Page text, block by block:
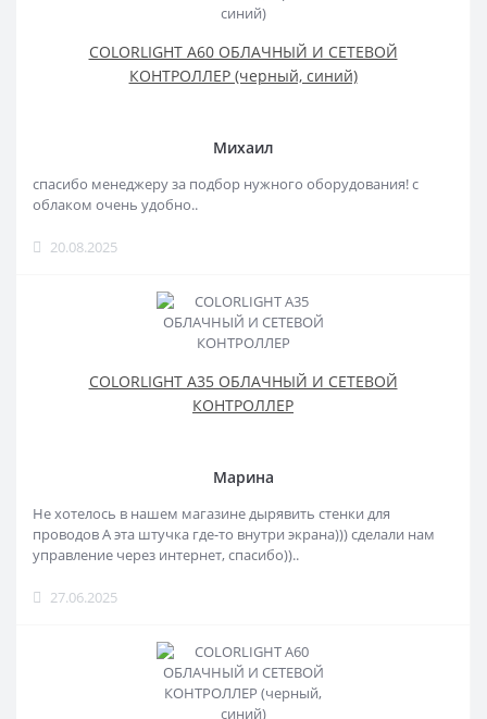
COLORLIGHT A60 ОБЛАЧНЫЙ И СЕТЕВОЙ
КОНТРОЛЛЕР (черный, синий)
Михаил
спасибо менеджеру за подбор нужного оборудования! с
облаком очень удобно..
20.08.2025
COLORLIGHT A35 ОБЛАЧНЫЙ И СЕТЕВОЙ
КОНТРОЛЛЕР
Марина
Не хотелось в нашем магазине дырявить стенки для
проводов А эта штучка где-то внутри экрана))) сделали нам
управление через интернет, спасибо))..
27.06.2025